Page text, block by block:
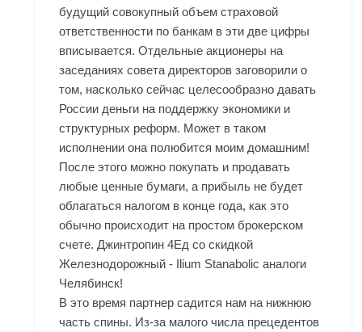
будущий совокупный объем страховой
ответственности по банкам в эти две цифры
вписывается. Отдельные акционеры на
заседаниях совета директоров заговорили о
том, насколько сейчас целесообразно давать
России деньги на поддержку экономики и
структурных реформ. Может в таком
исполнении она полюбится моим домашним!
После этого можно покупать и продавать
любые ценные бумаги, а прибыль не будет
облагаться налогом в конце года, как это
обычно происходит на простом брокерском
счете. Джинтропин 4Ед со скидкой
Железнодорожный - Ilium Stanabolic аналоги
Челябинск!
В это время партнер садится нам на нижнюю
часть спины. Из-за малого числа прецедентов